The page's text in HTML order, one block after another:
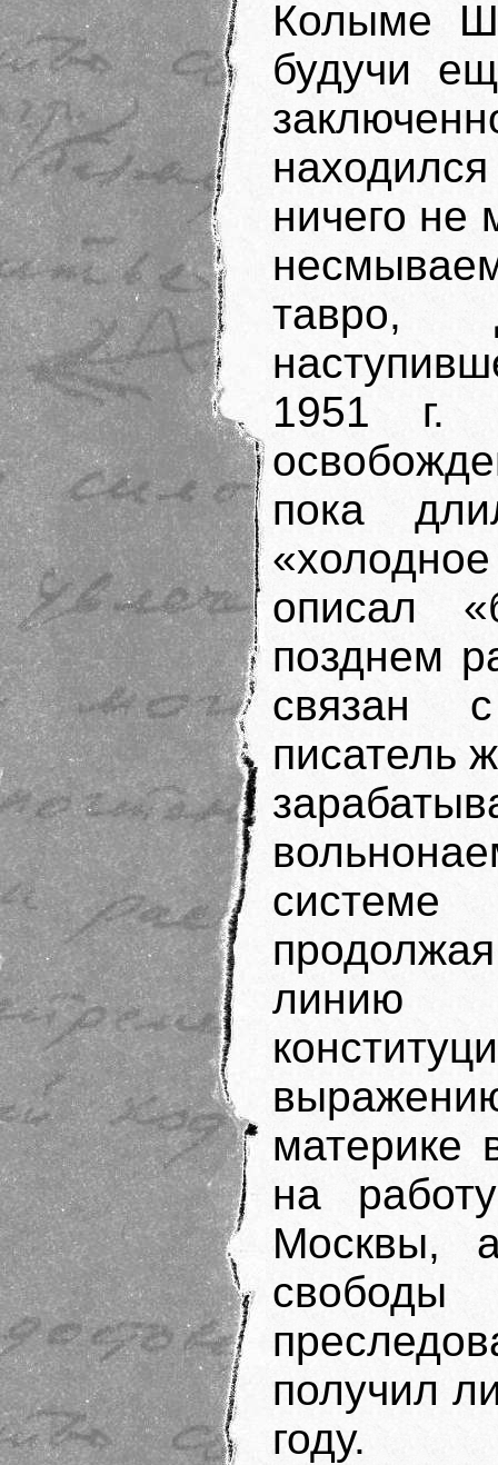
Колыме
будучи
ничего не
тавро,
1951 г.
пока
описал
позднем
связан
писатель
системе
материке
на
Москвы,
свободы
получил
году.